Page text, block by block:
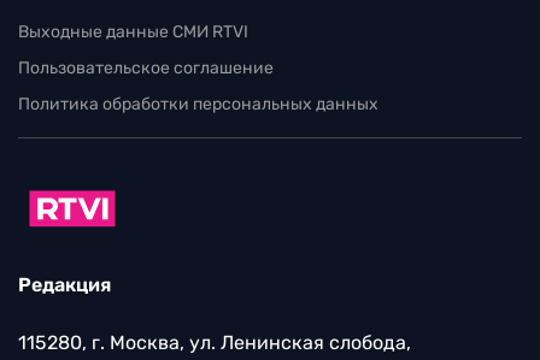
Выходные данные СМИ RTVI
Пользовательское соглашение
Политика обработки персональных данных
Редакция
115280, г. Москва, ул. Ленинская слобода,